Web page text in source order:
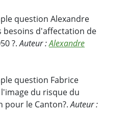
question Alexandre
besoins d'affectation de
?.Auteur :Alexandre
question Fabrice
du risque du
pour le Canton?.Auteur :